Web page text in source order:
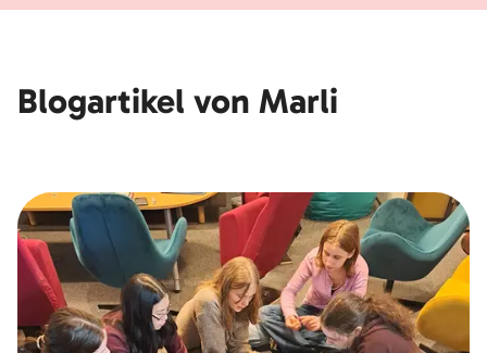
Blogartikel von Marli